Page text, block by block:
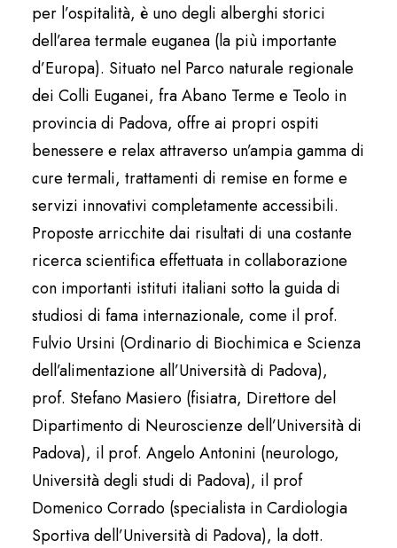
per l’ospitalità, è uno degli alberghi storici
dell’area termale euganea (la più importante
d’Europa). Situato nel Parco naturale regionale
dei Colli Euganei, fra Abano Terme e Teolo in
provincia di Padova, offre ai propri ospiti
benessere e relax attraverso un’ampia gamma di
cure termali, trattamenti di remise en forme e
servizi innovativi completamente accessibili.
Proposte arricchite dai risultati di una costante
ricerca scientifica effettuata in collaborazione
con importanti istituti italiani sotto la guida di
studiosi di fama internazionale, come il prof.
Fulvio Ursini (Ordinario di Biochimica e Scienza
dell’alimentazione all’Università di Padova),
prof. Stefano Masiero (fisiatra, Direttore del
Dipartimento di Neuroscienze dell’Università di
Padova), il prof. Angelo Antonini (neurologo,
Università degli studi di Padova), il prof
Domenico Corrado (specialista in Cardiologia
Sportiva dell’Università di Padova), la dott.